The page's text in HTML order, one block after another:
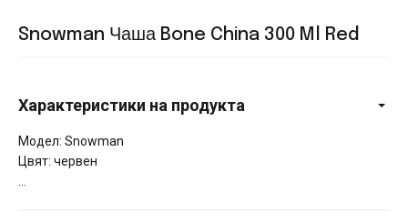
Snowman Чаша Bone China 300 Ml Red
Характеристики на продукта
Модел: Snowman
Цвят: червен